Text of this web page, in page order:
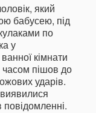
який
бабусею, під
по
у
кімнати
часом пішов до
ударів.